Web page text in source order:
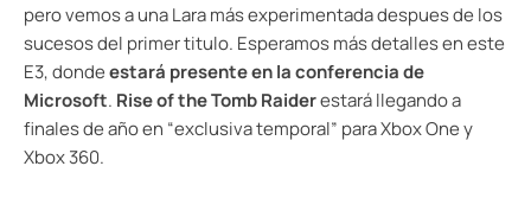
pero vemos a una Lara más experimentada despues de los
sucesos del primer titulo. Esperamos más detalles en este
E3, dondeestará presente en la conferencia de
Microsoft. Rise of the Tomb Raiderestará llegando a
finales de año en “exclusiva temporal” para Xbox One y
Xbox 360.